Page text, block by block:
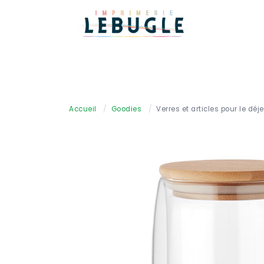
Accueil / Goodies / Verres et articles pour le